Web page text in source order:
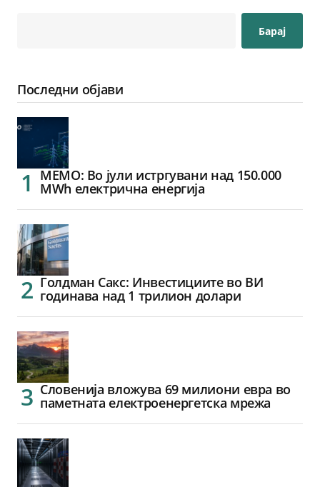
Барај
Последни објави
МЕМО: Во јули истргувани над 150.000
MWh електрична енергија
Голдман Сакс: Инвестициите во ВИ
годинава над 1 трилион долари
Словенија вложува 69 милиони евра во
паметната електроенергетска мрежа